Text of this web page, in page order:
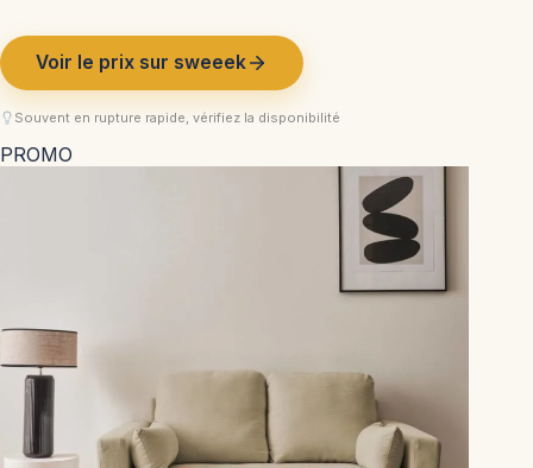
PROMO
Voir le prix sur sweeek
Souvent en rupture rapide, vérifiez la disponibilité